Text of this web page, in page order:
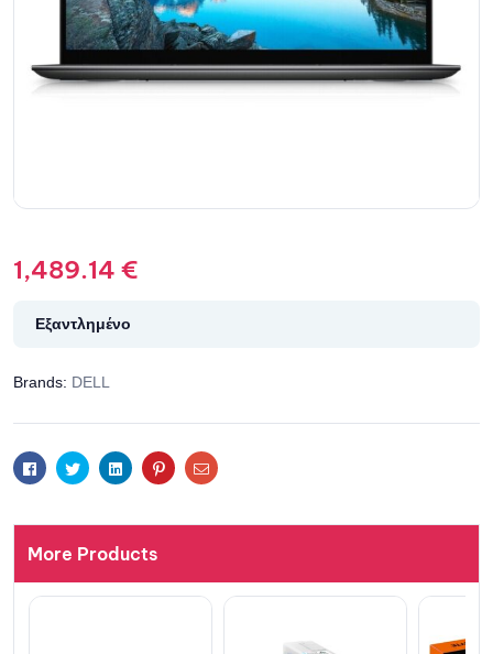
1,489.14 €
Εξαντλημένο
Brands: DELL
FacebookTwitterLinkedinPinterestEmail
More Products